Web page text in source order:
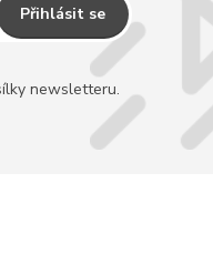
Přihlásit se
newsletteru.